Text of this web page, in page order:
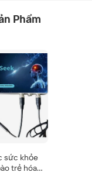
Phẩm
sức khỏe
trẻ hóa